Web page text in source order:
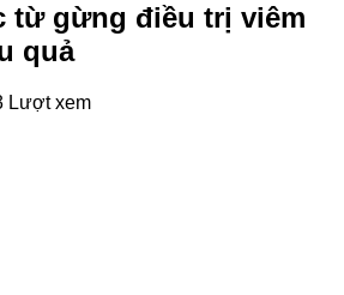
từ gừng điều trị viêm
quả
Lượt xem